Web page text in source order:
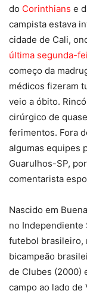
do Corinthians e
campista estava
cidade de Cali,
última segunda-
começo da
médicos fizeram
veio a óbito.
cirúrgico de
ferimentos. Fora
algumas equipes
Guarulhos-SP,
comentarista
Nascido em
no Independiente
futebol brasileiro,
bicampeão
de Clubes (2000)
campo ao lado de